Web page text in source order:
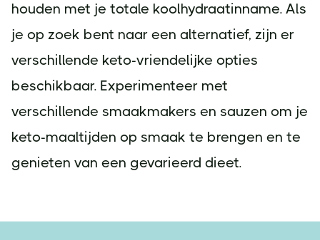
houden met je totale koolhydraatinname. Als
je op zoek bent naar een alternatief, zijn er
verschillende keto-vriendelijke opties
beschikbaar. Experimenteer met
verschillende smaakmakers en sauzen om je
keto-maaltijden op smaak te brengen en te
genieten van een gevarieerd dieet.